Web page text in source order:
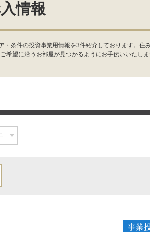
情報
条件の投資事業用情報を3件紹介しております。住
希望に沿うお部屋が見つかるようにお手伝いいたし
事業